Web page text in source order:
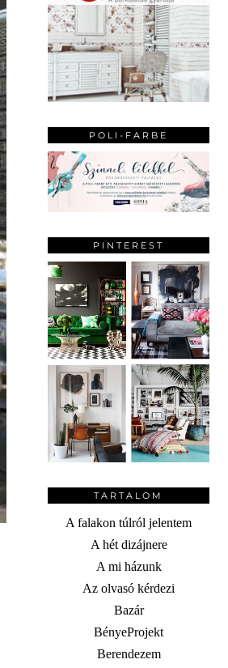
POLI-FARBE
PINTEREST
TARTALOM
A falakon túlról jelentem
A hét dizájnere
A mi házunk
Az olvasó kérdezi
Bazár
BényeProjekt
Berendezem